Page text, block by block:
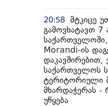
20:58 მტკიცე
გამოვხატავთ 7
საქართველოში,
Morandi-ის
დაკავშირებით,
საქართველოს
ტერიტორიული
მხარდაჭერას -
უწყება